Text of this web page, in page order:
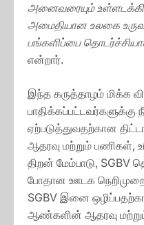
அனைவரையும்
அமைதியான உலகை
பங்களிப்பை
என்றார்.
இந்த கருத்தாழம் மிக்க
ஏற்படுத்துவதற்கான
ஆதரவு மற்றும் பணிகள்,
திறன் மேம்பாடு, SGBV
போதான ஊடக
SGBV இனை
ஆண்களின் ஆதரவு